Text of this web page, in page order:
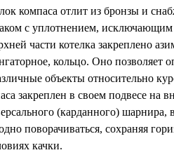
компаса отлит из бронзы и
с уплотнением, исключающим
части котелка закреплено
кольцо. Оно позволяет
объекты относительно
закреплен в своем подвесе на
(карданного) шарнира,
поворачиваться, сохраняя
качки.